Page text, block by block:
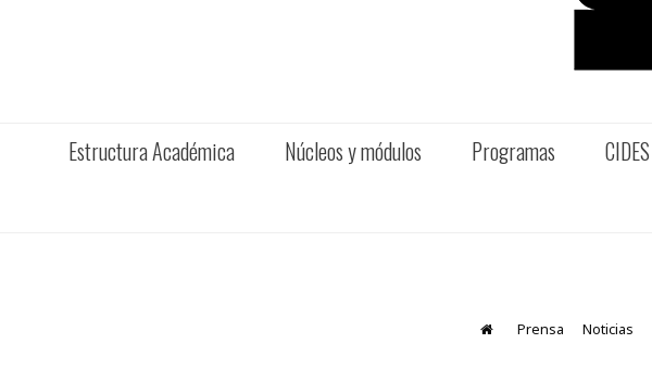
Estructura Académica Núcleos y módulos Programas CIDES
Prensa Noticias